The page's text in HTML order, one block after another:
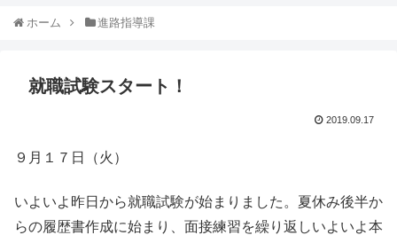
ホーム 進路指導課
就職試験スタート！
2019.09.17
９月１７日（火）
いよいよ昨日から就職試験が始まりました。夏休み後半か
らの履歴書作成に始まり、面接練習を繰り返しいよいよ本